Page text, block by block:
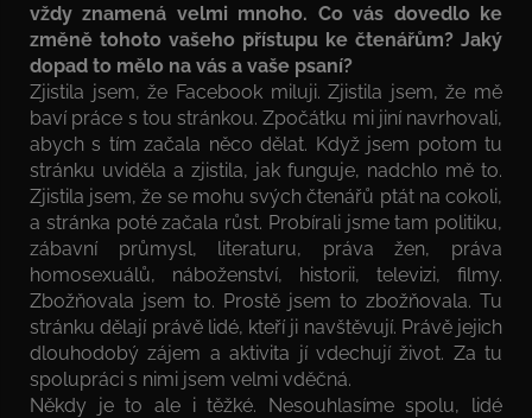
vždy znamená velmi mnoho. Co vás dovedlo ke
změně tohoto vašeho přístupu ke čtenářům? Jaký
dopad to mělo na vás a vaše psaní?
Zjistila jsem, že Facebook miluji. Zjistila jsem, že mě
baví práce s tou stránkou. Zpočátku mi jiní navrhovali,
abych s tím začala něco dělat. Když jsem potom tu
stránku uviděla a zjistila, jak funguje, nadchlo mě to.
Zjistila jsem, že se mohu svých čtenářů ptát na cokoli,
a stránka poté začala růst. Probírali jsme tam politiku,
zábavní průmysl, literaturu, práva žen, práva
homosexuálů, náboženství, historii, televizi, filmy.
Zbožňovala jsem to. Prostě jsem to zbožňovala. Tu
stránku dělají právě lidé, kteří ji navštěvují. Právě jejich
dlouhodobý zájem a aktivita jí vdechují život. Za tu
spolupráci s nimi jsem velmi vděčná.
Někdy je to ale i těžké. Nesouhlasíme spolu, lidé